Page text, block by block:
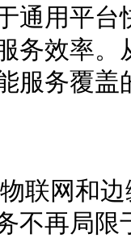
通用平
务效率
服务覆
网和边
不再局